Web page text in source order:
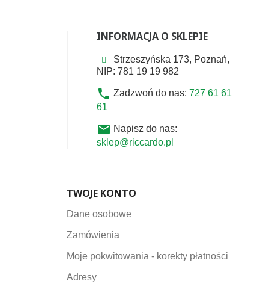
INFORMACJA O SKLEPIE
Strzeszyńska 173, Poznań,
NIP: 781 19 19 982
phone Zadzwoń do nas: 727 61 61
61
email Napisz do nas:
sklep@riccardo.pl
TWOJE KONTO
Dane osobowe
Zamówienia
Moje pokwitowania - korekty płatności
Adresy